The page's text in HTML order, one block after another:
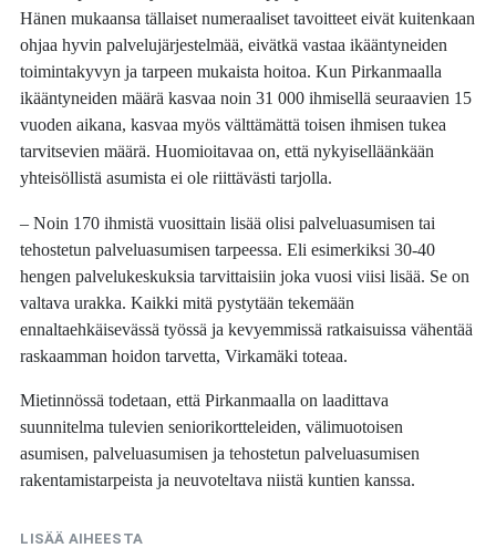
Hänen mukaansa tällaiset numeraaliset tavoitteet eivät kuitenkaan
ohjaa hyvin palvelujärjestelmää, eivätkä vastaa ikääntyneiden
toimintakyvyn ja tarpeen mukaista hoitoa. Kun Pirkanmaalla
ikääntyneiden määrä kasvaa noin 31 000 ihmisellä seuraavien 15
vuoden aikana, kasvaa myös välttämättä toisen ihmisen tukea
tarvitsevien määrä. Huomioitavaa on, että nykyiselläänkään
yhteisöllistä asumista ei ole riittävästi tarjolla.
– Noin 170 ihmistä vuosittain lisää olisi palveluasumisen tai
tehostetun palveluasumisen tarpeessa. Eli esimerkiksi 30-40
hengen palvelukeskuksia tarvittaisiin joka vuosi viisi lisää. Se on
valtava urakka. Kaikki mitä pystytään tekemään
ennaltaehkäisevässä työssä ja kevyemmissä ratkaisuissa vähentää
raskaamman hoidon tarvetta, Virkamäki toteaa.
Mietinnössä todetaan, että Pirkanmaalla on laadittava
suunnitelma tulevien seniorikortteleiden, välimuotoisen
asumisen, palveluasumisen ja tehostetun palveluasumisen
rakentamistarpeista ja neuvoteltava niistä kuntien kanssa.
LISÄÄ AIHEESTA